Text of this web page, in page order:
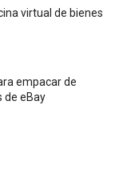
virtual de bienes
empacar de
de eBay